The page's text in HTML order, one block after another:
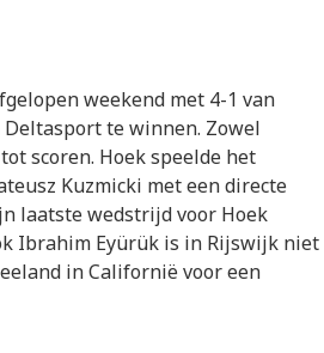
weekend met 4-1 van
Deltasport te winnen. Zowel
scoren. Hoek speelde het
Kuzmicki met een directe
laatste wedstrijd voor Hoek
Ibrahim Eyürük is in Rijswijk niet
in Californië voor een